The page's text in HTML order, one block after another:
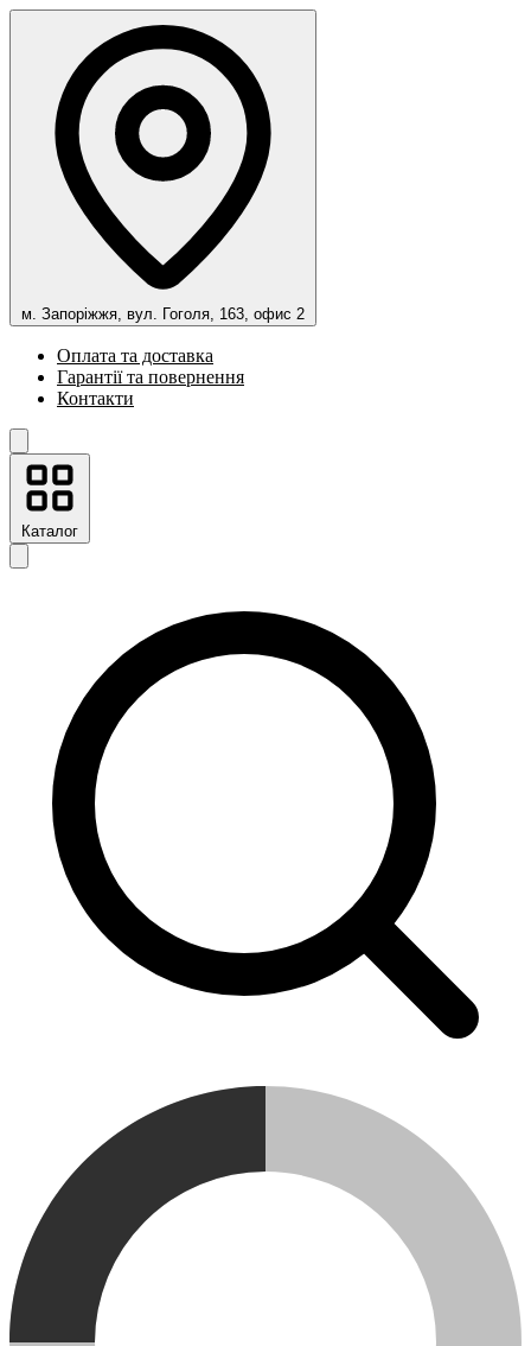
м. Запоріжжя, вул. Гоголя, 163, офис 2
Оплата та доставка
Гарантії та повернення
Контакти
Каталог